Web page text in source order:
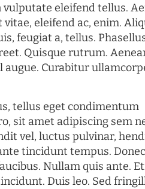
eleifend tellus.
eleifend ac, enim.
feugiat a, tellus.
Quisque rutrum.
Curabitur
tellus eget condimentum
sit amet adipiscing sem
vel, luctus pulvinar,
tincidunt tempus. Donec
Nullam quis ante.
Duis leo. Sed